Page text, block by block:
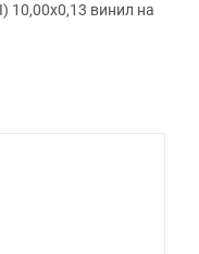
10,00x0,13 винил на